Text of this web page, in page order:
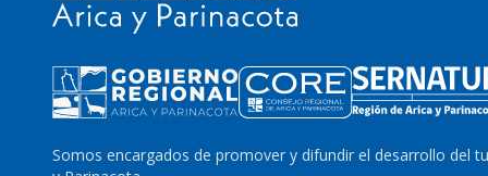
Somos encargados de promover y difundir el desarrollo del